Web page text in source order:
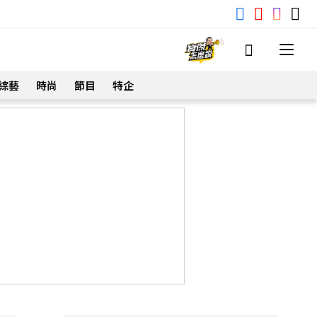
藝 時尚 節目 特企